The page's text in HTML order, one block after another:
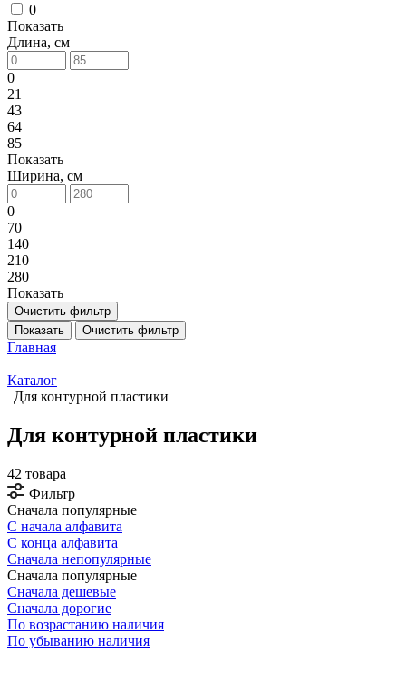
0
Показать
Длина, см
0
21
43
64
85
Показать
Ширина, см
0
70
140
210
280
Показать
Очистить фильтр
Показать
Очистить фильтр
Главная
Каталог
Для контурной пластики
Для контурной пластики
42 товара
Фильтр
Сначала популярные
С начала алфавита
С конца алфавита
Сначала непопулярные
Сначала популярные
Сначала дешевые
Сначала дорогие
По возрастанию наличия
По убыванию наличия